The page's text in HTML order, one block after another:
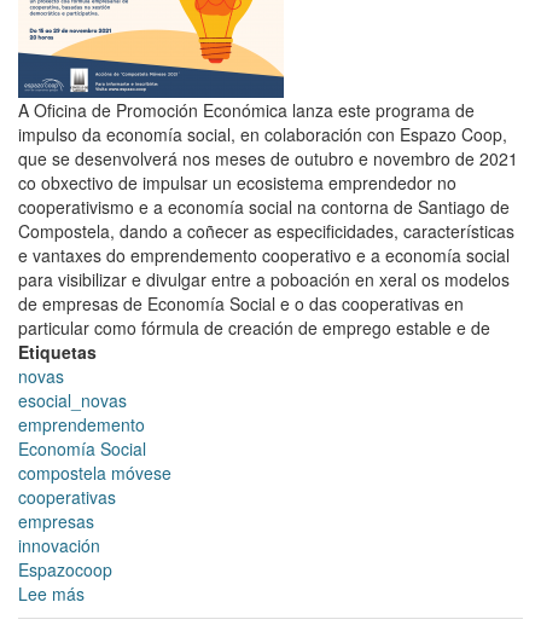
A Oficina de Promoción Económica lanza este programa de
impulso da economía social, en colaboración con Espazo Coop,
que se desenvolverá nos meses de outubro e novembro de 2021
co obxectivo de impulsar un ecosistema emprendedor no
cooperativismo e a economía social na contorna de Santiago de
Compostela, dando a coñecer as especificidades, características
e vantaxes do emprendemento cooperativo e a economía social
para visibilizar e divulgar entre a poboación en xeral os modelos
de empresas de Economía Social e o das cooperativas en
particular como fórmula de creación de emprego estable e de
Etiquetas
novas
esocial_novas
emprendemento
Economía Social
compostela móvese
cooperativas
empresas
innovación
Espazocoop
Lee más
A